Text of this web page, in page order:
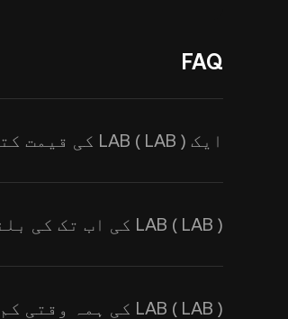
FAQ
ایک LAB ( LAB ) کی قیمت کتنی ہے؟
ہے۔ اس کی قیمت طلب
LAB ( LAB ) کی اب تک کی بلند ترین قیمت کیا ہے؟
LAB ( LAB ) کی ہمہ وقتی کم قیمت کیا ہے؟